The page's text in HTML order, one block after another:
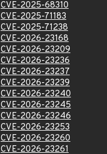
CVE-2025-68310
CVE-2025-71183
CVE-2025-71238
CVE-2026-23168
CVE-2026-23209
CVE-2026-23236
CVE-2026-23237
CVE-2026-23239
CVE-2026-23240
CVE-2026-23245
CVE-2026-23246
CVE-2026-23253
CVE-2026-23260
CVE-2026-23261